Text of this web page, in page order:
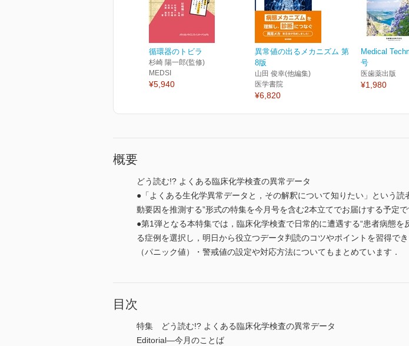
循環器のトビラ
杉崎 陽一郎(監修)
MEDSI
¥5,940
異常値の出るメカニズム 第
8版
山田 俊幸(他編集)
医学書院
¥6,820
Medical
号
医歯薬出版
¥1,980
概要
どう読む!? よくある臨床化学検査の異常データ
●「よくある生化学異常データと，その解釈について知りたい」という
動要因を推測する”形式の特集を今月号を含む2本立てでお届けする予定で
●第1弾となる本特集では，臨床化学検査で日常的に遭遇する“患者病態
る症例を選択し，明日から役立つデータ判読のコツやポイントを習得で
（パニック値）・警戒値の設定や対応方法についてもまとめています．
目次
特集 どう読む!? よくある臨床化学検査の異常データ
Editorial―今月のことば